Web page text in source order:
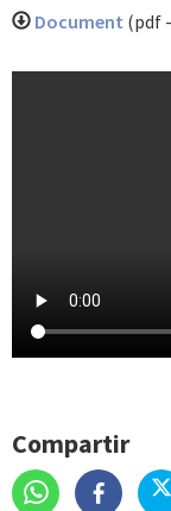
Document (pdf
Compartir